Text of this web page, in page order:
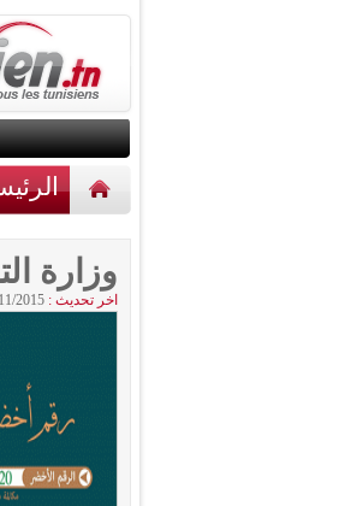
وزارة
اخر تحديث : 13/11/2015